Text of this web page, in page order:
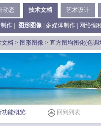
动态 技术文档 艺术设计
作 | · 图形图像 多媒体制作 网络编
文档 > 图形图像 > 直方图均衡化(色调
功能概览 回到列表